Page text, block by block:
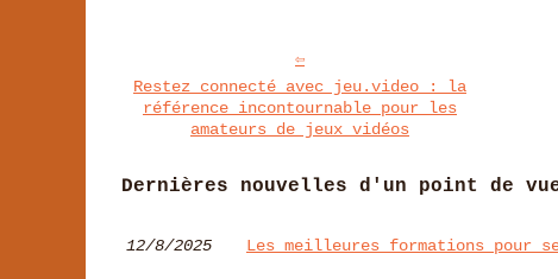
Restez connecté avec jeu.video : la
référence incontournable pour les
amateurs de jeux vidéos
Dernières nouvelles d'un point de
12/8/2025 Les meilleures formations pour